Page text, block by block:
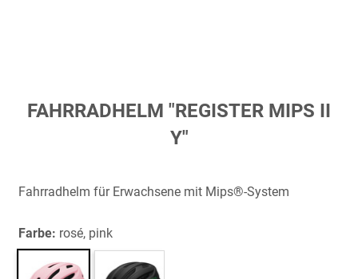
Zum
Anfang
FAHRRADHELM "REGISTER MIPS II
Y"
Fahrradhelm für Erwachsene mit Mips®-System
Farbe: rosé, pink